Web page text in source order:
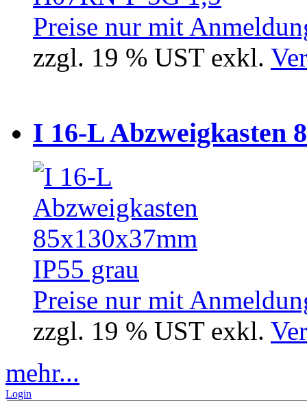
Preise nur mit
zzgl. 19 % UST exkl.
I 16-L Abzweigkasten
Preise nur mit
zzgl. 19 % UST exkl.
mehr...
Login